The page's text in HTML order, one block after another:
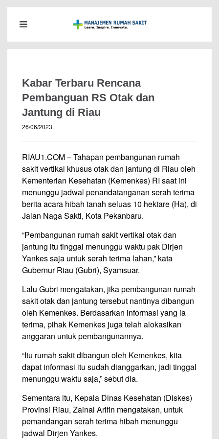
Kabar Terbaru Rencana
Pembanguan RS Otak dan
Jantung di Riau
26/06/2023.
RIAU1.COM – Tahapan pembangunan rumah
sakit vertikal khusus otak dan jantung di Riau oleh
Kementerian Kesehatan (Kemenkes) RI saat ini
menunggu jadwal penandatanganan serah terima
berita acara hibah tanah seluas 10 hektare (Ha), di
Jalan Naga Sakti, Kota Pekanbaru.
“Pembangunan rumah sakit vertikal otak dan
jantung itu tinggal menunggu waktu pak Dirjen
Yankes saja untuk serah terima lahan,” kata
Gubernur Riau (Gubri), Syamsuar.
Lalu Gubri mengatakan, jika pembangunan rumah
sakit otak dan jantung tersebut nantinya dibangun
oleh Kemenkes. Berdasarkan informasi yang ia
terima, pihak Kemenkes juga telah alokasikan
anggaran untuk pembangunannya.
“Itu rumah sakit dibangun oleh Kemenkes, kita
dapat informasi itu sudah dianggarkan, jadi tinggal
menunggu waktu saja,” sebut dia.
Sementara itu, Kepala Dinas Kesehatan (Diskes)
Provinsi Riau, Zainal Arifin mengatakan, untuk
pemandangan serah terima hibah menunggu
jadwal Dirjen Yankes.